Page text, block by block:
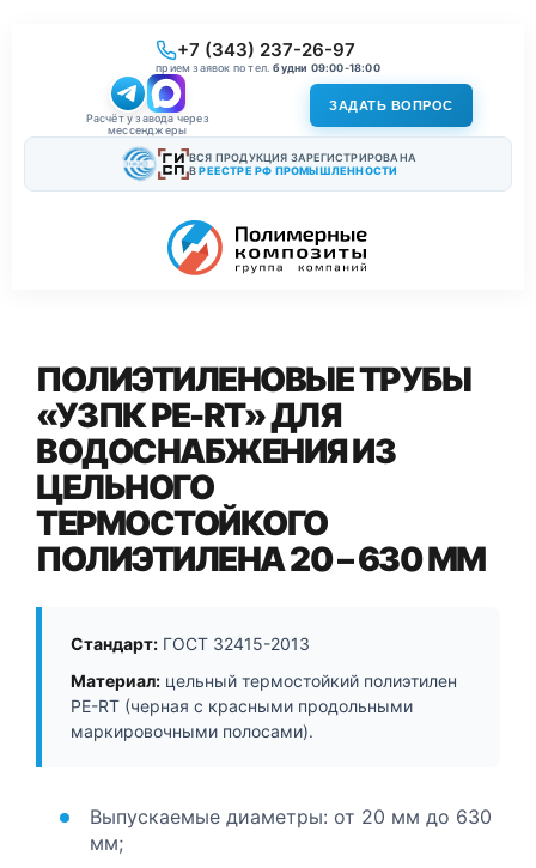
+7 (343) 237-26-97
прием заявок по тел.будни 09:00-18:00
Расчёт у завода через
мессенджеры
ЗАДАТЬ ВОПРОС
ВСЯ ПРОДУКЦИЯ ЗАРЕГИСТРИРОВАНА
ВРЕЕСТРЕ РФ ПРОМЫШЛЕННОСТИ
ПОЛИЭТИЛЕНОВЫЕ ТРУБЫ
«УЗПК PE-RT» ДЛЯ
ВОДОСНАБЖЕНИЯ ИЗ
ЦЕЛЬНОГО
ТЕРМОСТОЙКОГО
ПОЛИЭТИЛЕНА 20 – 630 ММ
Стандарт: ГОСТ 32415-2013
Материал: цельный термостойкий полиэтилен
PE-RT (черная с красными продольными
маркировочными полосами).
Выпускаемые диаметры: от 20 мм до 630
мм;